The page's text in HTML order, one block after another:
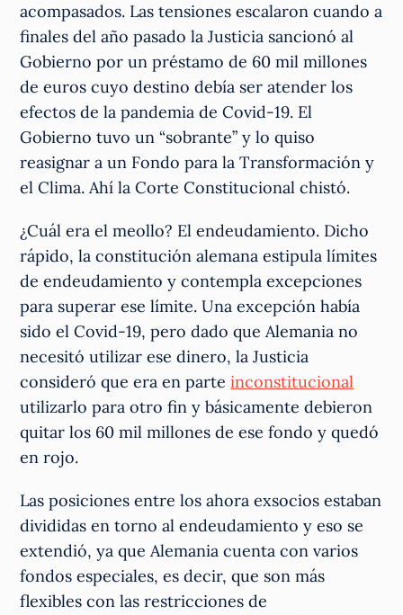
acompasados. Las tensiones escalaron cuando a
finales del año pasado la Justicia sancionó al
Gobierno por un préstamo de 60 mil millones
de euros cuyo destino debía ser atender los
efectos de la pandemia de Covid-19. El
Gobierno tuvo un “sobrante” y lo quiso
reasignar a un Fondo para la Transformación y
el Clima. Ahí la Corte Constitucional chistó.
¿Cuál era el meollo? El endeudamiento. Dicho
rápido, la constitución alemana estipula límites
de endeudamiento y contempla excepciones
para superar ese límite. Una excepción había
sido el Covid-19, pero dado que Alemania no
necesitó utilizar ese dinero, la Justicia
consideró que era en parteinconstitucional
utilizarlo para otro fin y básicamente debieron
quitar los 60 mil millones de ese fondo y quedó
en rojo.
Las posiciones entre los ahora exsocios estaban
divididas en torno al endeudamiento y eso se
extendió, ya que Alemania cuenta con varios
fondos especiales, es decir, que son más
flexibles con las restricciones de